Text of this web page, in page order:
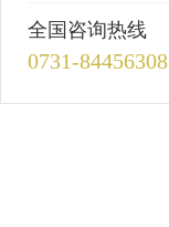
全国咨询热线
0731-84456308